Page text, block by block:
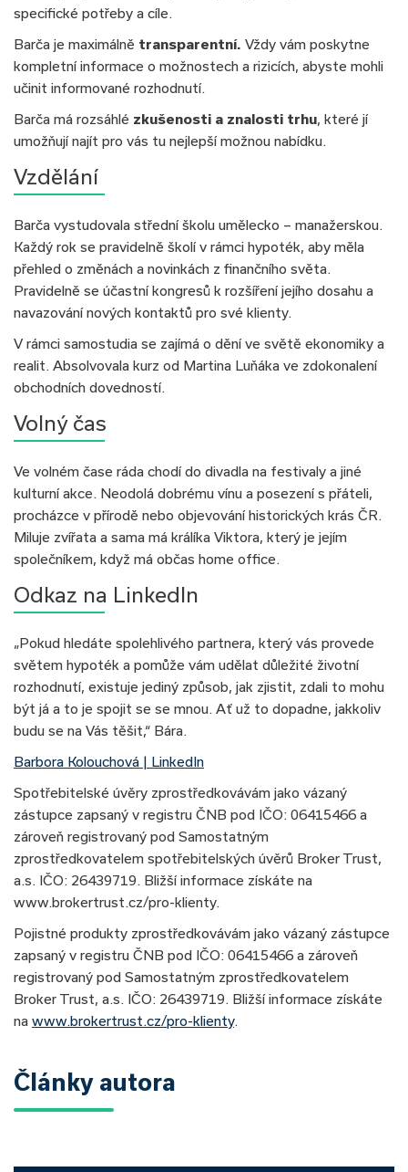
specifické potřeby a cíle.
Barča je maximálně transparentní. Vždy vám poskytne
kompletní informace o možnostech a rizicích, abyste mohli
učinit informované rozhodnutí.
Barča má rozsáhlé zkušenosti a znalosti trhu, které jí
umožňují najít pro vás tu nejlepší možnou nabídku.
Vzdělání
Barča vystudovala střední školu umělecko – manažerskou.
Každý rok se pravidelně školí v rámci hypoték, aby měla
přehled o změnách a novinkách z finančního světa.
Pravidelně se účastní kongresů k rozšíření jejího dosahu a
navazování nových kontaktů pro své klienty.
V rámci samostudia se zajímá o dění ve světě ekonomiky a
realit. Absolvovala kurz od Martina Luňáka ve zdokonalení
obchodních dovedností.
Volný čas
Ve volném čase ráda chodí do divadla na festivaly a jiné
kulturní akce. Neodolá dobrému vínu a posezení s přáteli,
procházce v přírodě nebo objevování historických krás ČR.
Miluje zvířata a sama má králíka Viktora, který je jejím
společníkem, když má občas home office.
Odkaz na LinkedIn
„Pokud hledáte spolehlivého partnera, který vás provede
světem hypoték a pomůže vám udělat důležité životní
rozhodnutí, existuje jediný způsob, jak zjistit, zdali to mohu
být já a to je spojit se se mnou. Ať už to dopadne, jakkoliv
budu se na Vás těšit,“ Bára.
Barbora Kolouchová | LinkedIn
Spotřebitelské úvěry zprostředkovávám jako vázaný
zástupce zapsaný v registru ČNB pod IČO: 06415466 a
zároveň registrovaný pod Samostatným
zprostředkovatelem spotřebitelských úvěrů Broker Trust,
a.s. IČO: 26439719. Bližší informace získáte na
www.brokertrust.cz/pro-klienty.
Pojistné produkty zprostředkovávám jako vázaný zástupce
zapsaný v registru ČNB pod IČO: 06415466 a zároveň
registrovaný pod Samostatným zprostředkovatelem
Broker Trust, a.s. IČO: 26439719. Bližší informace získáte
na www.brokertrust.cz/pro-klienty.
Články autora